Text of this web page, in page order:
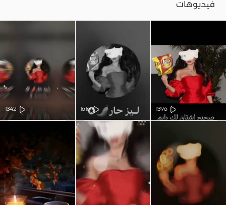
فيديوهات
1396
1616
1342